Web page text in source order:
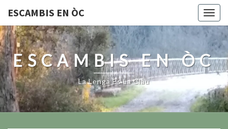
ESCAMBIS EN ÒC
ESCAMBIS EN ÒC
La Lenga Es La Clau